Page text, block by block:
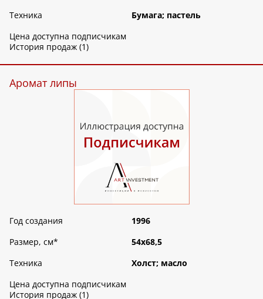
Техника
Бумага; пастель
Цена доступна подписчикам
История продаж (1)
Аромат липы
Год создания
1996
Размер, см*
54х68,5
Техника
Холст; масло
Цена доступна подписчикам
История продаж (1)